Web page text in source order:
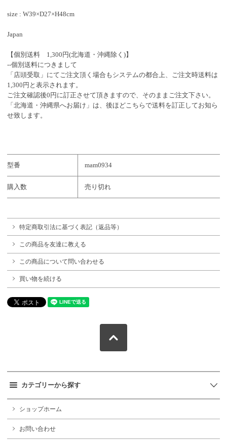
size : W39×D27×H48cm
Japan
【個別送料 1,300円(北海道・沖縄除く)】
--個別送料につきまして
「店頭受取」にてご注文頂く場合もシステムの都合上、ご注文時送料は
1,300円と表示されます。
ご注文確認後0円に訂正させて頂きますので、そのままご注文下さい。
「北海道・沖縄県へお届け」は、後ほどこちらで送料を訂正してお知ら
せ致します。
型番 mam0934
購入数 売り切れ
特定商取引法に基づく表記（返品等）
この商品を友達に教える
この商品について問い合わせる
買い物を続ける
カテゴリーから探す
ショップホーム
お問い合わせ